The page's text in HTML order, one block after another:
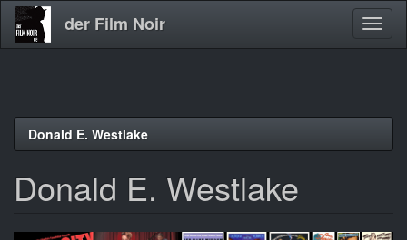
Direkt
der Film Noir
Donald E. Westlake
Donald E. Westlake